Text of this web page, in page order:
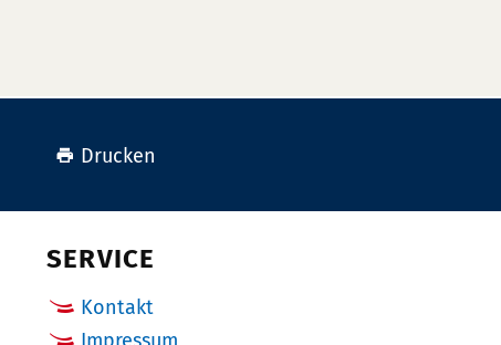
Drucken
SERVICE
Kontakt